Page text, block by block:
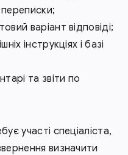
варіант відповіді;
інструкціях і базі
та звіти по
участі спеціаліста,
визначити